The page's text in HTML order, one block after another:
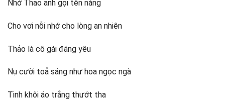
Nhớ Thảo anh gọi tên nàng
Cho vơi nỗi nhớ cho lòng an nhiên
Thảo là cô gái đáng yêu
Nụ cười toả sáng như hoa ngọc ngà
Tinh khôi áo trắng thướt tha